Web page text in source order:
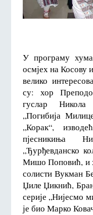
У програму
осмјех на Косову
велико
су: хор
гуслар
„Погибија
„Корак“,
пјесникиња
„Ђурђевданско
Мишо Поповић, и
солисти Вукман
Џиле Џикнић,
серије „Нијесмо
је био Марко